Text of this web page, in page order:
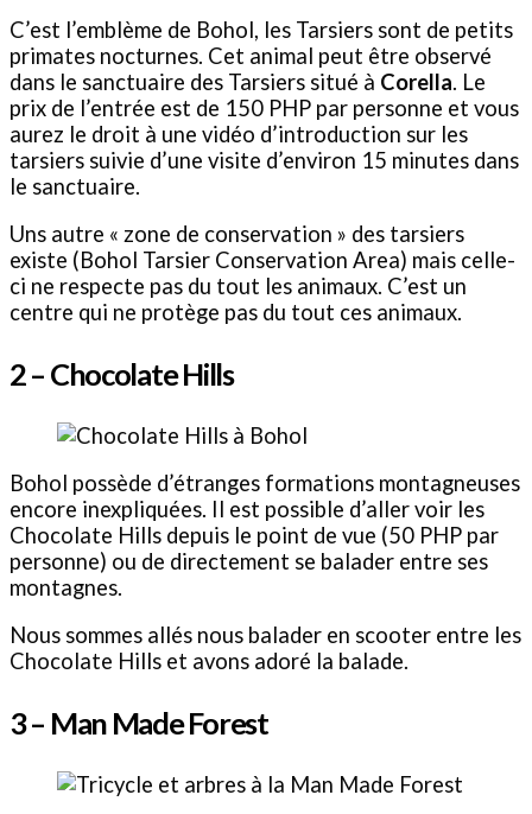
C’est l’emblème de Bohol, les Tarsiers sont de petits
primates nocturnes. Cet animal peut être observé
dans le sanctuaire des Tarsiers situé à Corella. Le
prix de l’entrée est de 150 PHP par personne et vous
aurez le droit à une vidéo d’introduction sur les
tarsiers suivie d’une visite d’environ 15 minutes dans
le sanctuaire.
Uns autre « zone de conservation » des tarsiers
existe (Bohol Tarsier Conservation Area) mais celle-
ci ne respecte pas du tout les animaux. C’est un
centre qui ne protège pas du tout ces animaux.
2 – Chocolate Hills
Bohol possède d’étranges formations montagneuses
encore inexpliquées. Il est possible d’aller voir les
Chocolate Hills depuis le point de vue (50 PHP par
personne) ou de directement se balader entre ses
montagnes.
Nous sommes allés nous balader en scooter entre les
Chocolate Hills et avons adoré la balade.
3 – Man Made Forest